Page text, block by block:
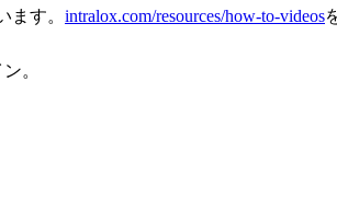
す。 intralox.com/resources/how-to-videos
。